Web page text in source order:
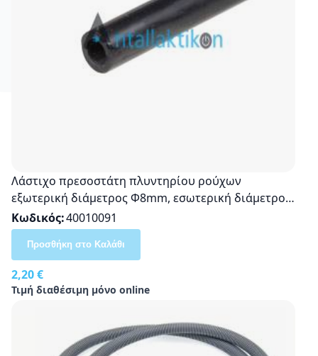
Λάστιχο πρεσοστάτη πλυντηρίου ρούχων
εξωτερική διάμετρος Φ8mm, εσωτερική διάμετρος
Φ5mm ανά μέτρο
Κωδικός 40010091
2,20 €
Τιμή διαθέσιμη μόνο online
Προσθήκη στο Καλάθι